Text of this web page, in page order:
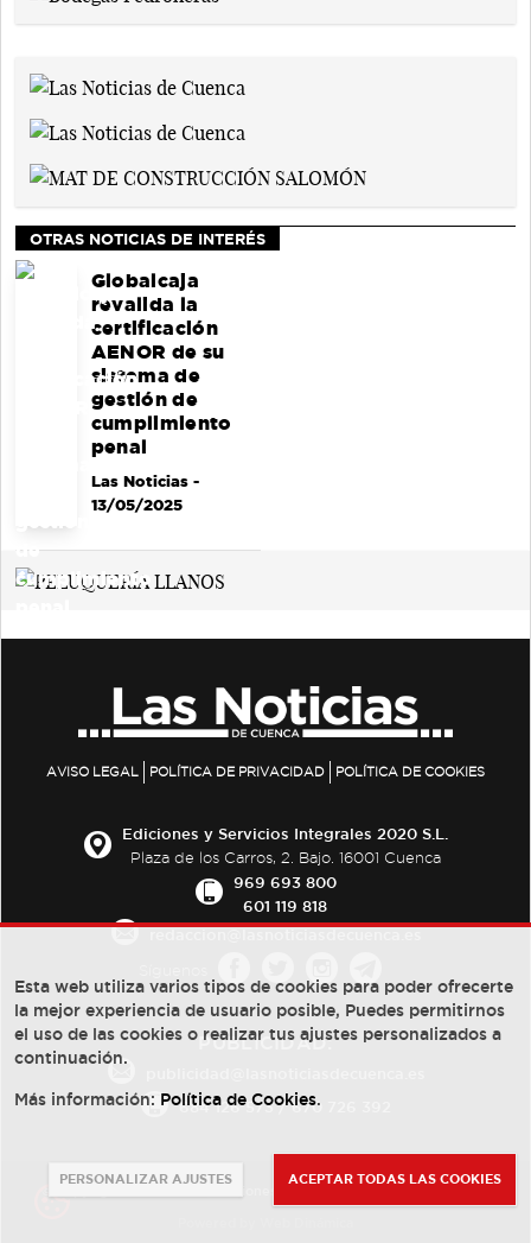
OTRAS NOTICIAS DE INTERÉS
Globalcaja
revalida la
certificación
AENOR de su
sistema de
gestión de
cumplimiento
penal
Las Noticias-
13/05/2025
AVISO LEGAL POLÍTICA DE PRIVACIDAD POLÍTICA DE COOKIES
Ediciones y Servicios Integrales 2020 S.L.
Plaza de los Carros, 2. Bajo. 16001 Cuenca
969 693 800
601 119 818
PUBLICIDAD:
684 126 573/670 726 392
Esta web utiliza varios tipos de cookies para poder ofrecerte
la mejor experiencia de usuario posible, Puedes permitirnos
el uso de las cookies o realizar tus ajustes personalizados a
continuación.
Más información: Política de Cookies.
PERSONALIZAR AJUSTES ACEPTAR TODAS LAS COOKIES